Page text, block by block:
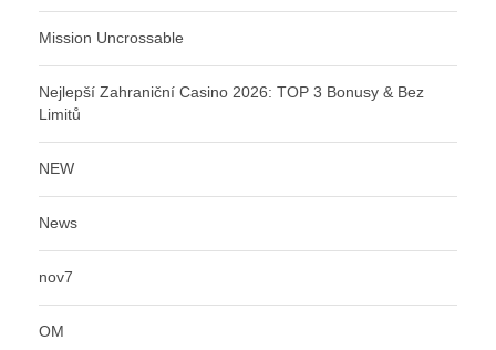
Mission Uncrossable
Nejlepší Zahraniční Casino 2026: TOP 3 Bonusy & Bez
Limitů
NEW
News
nov7
OM